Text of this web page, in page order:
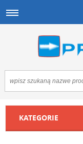
KATEGORIE